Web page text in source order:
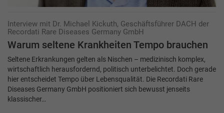
Interview mit Dr. Michael Kickuth, Geschäftsführer DACH der
Recordati Rare Diseases Germany GmbH
Warum seltene Krankheiten Tempo brauchen
Seltene Erkrankungen gelten als Nischen – medizinisch komplex,
wirtschaftlich herausfordernd, politisch unterbelichtet. Doch gerade
hier entscheidet Tempo über Lebensqualität. Die Recordati Rare
Diseases Germany GmbH positioniert sich bewusst jenseits
klassischer…